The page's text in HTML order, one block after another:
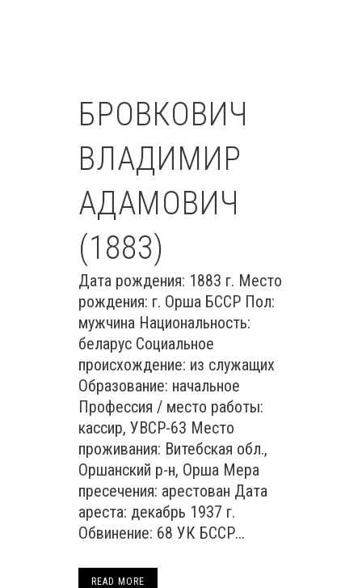
БРОВКОВИЧ
ВЛАДИМИР
АДАМОВИЧ
(1883)
Дата рождения: 1883 г. Место
рождения: г. Орша БССР Пол:
мужчина Национальность:
беларус Социальное
происхождение: из служащих
Образование: начальное
Профессия / место работы:
кассир, УВСР-63 Место
проживания: Витебская обл.,
Оршанский р-н, Орша Мера
пресечения: арестован Дата
ареста: декабрь 1937 г.
Обвинение: 68 УК БССР...
READ MORE